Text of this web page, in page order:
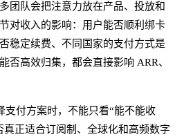
团队会把注意力放在产品、投放和
对收入的影响：用户能否顺利绑卡
稳定续费、不同国家的支付方式是
否高效归集，都会直接影响 ARR、
支付方案时，不能只看“能不能收
正适合订阅制、全球化和高频数字